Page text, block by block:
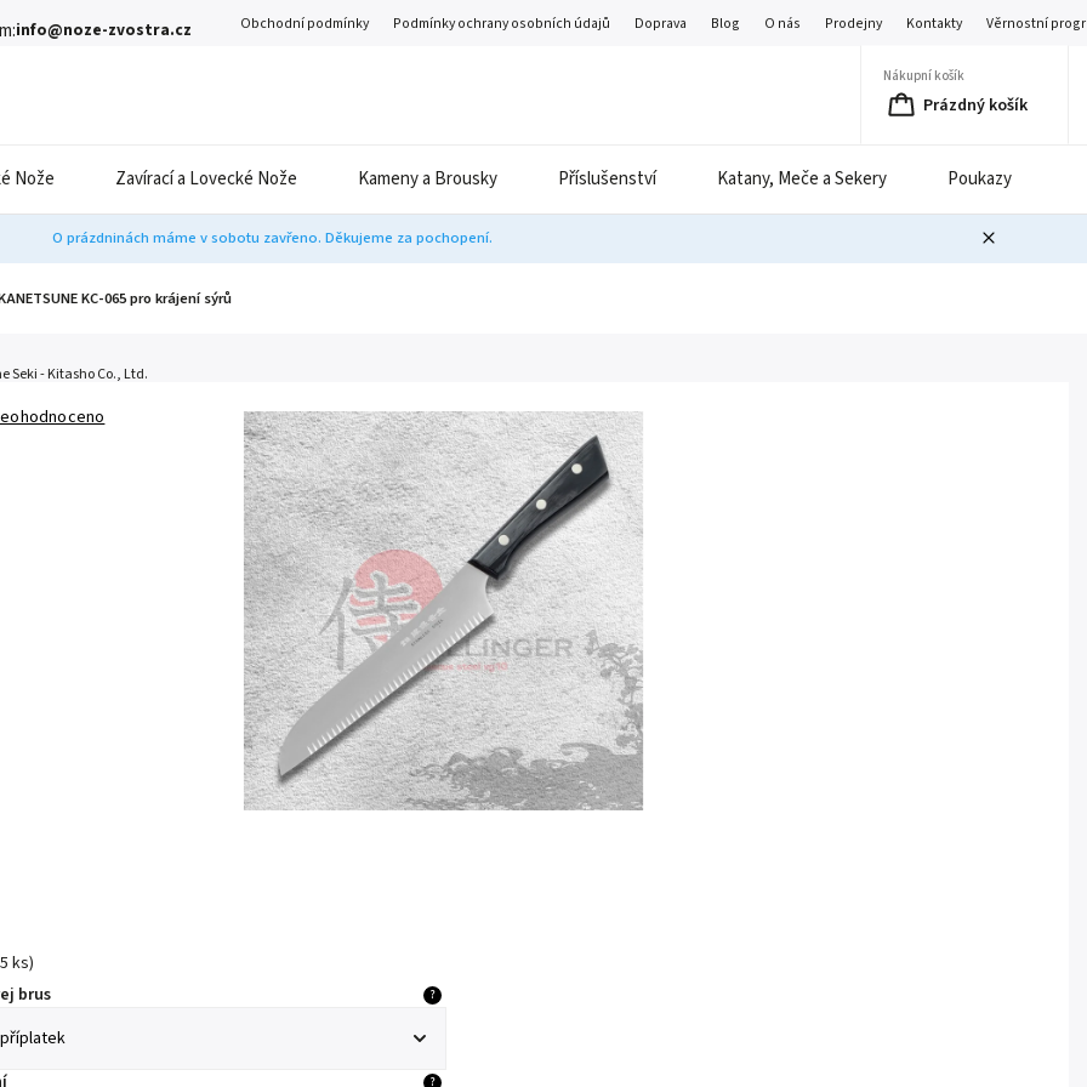
info@noze-zvostra.cz Obchodní podmínky Podmínky ochrany osobních údajů Doprava Blog O nás Prodejny Kontakty Věrnostní
Nákupní košík
Prázdný košík
Nože Zavírací a Lovecké Nože Kameny a Brousky Příslušenství Katany, Meče a Sekery Poukazy
O prázdninách máme v sobotu zavřeno. Děkujeme za pochopení.
KC-065 pro krájení sýrů
Seki - Kitasho Co., Ltd.
5 ks)
brus
?
?